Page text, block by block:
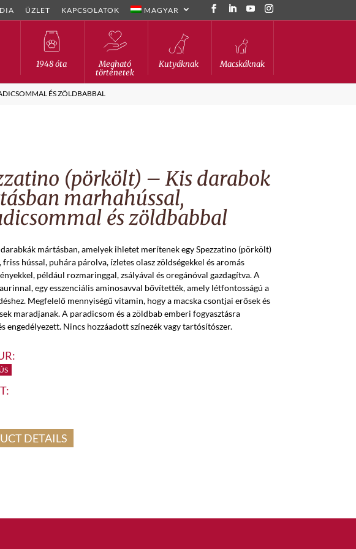
ÜZLET KAPCSOLATOK MAGYAR
1948 óta
Megható
történetek
Kutyáknak Macskáknak
ÉS ZÖLDBABBAL
(pörkölt) – Kis darabok
marhahússal,
és zöldbabbal
mártásban, amelyek ihletet merítenek egy Spezzatino (pörkölt)
hússal, puhára párolva, ízletes olasz zöldségekkel és aromás
például rozmaringgal, zsályával és oregánóval gazdagítva. A
egy esszenciális aminosavval bővítették, amely létfontosságú a
Megfelelő mennyiségű vitamin, hogy a macska csontjai erősek és
maradjanak. A paradicsom és a zöldbab emberi fogyasztásra
engedélyezett. Nincs hozzáadott színezék vagy tartósítószer.
DETAILS